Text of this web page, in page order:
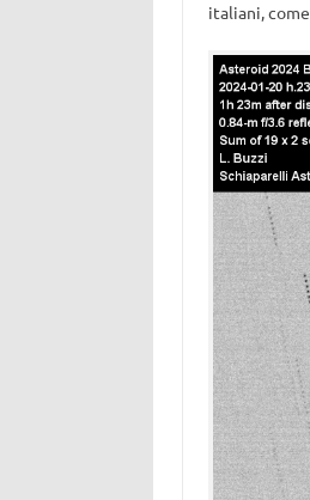
italiani, come